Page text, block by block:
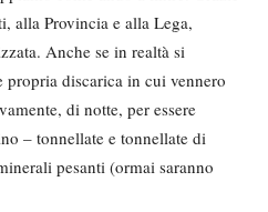
alla Provincia e alla Lega,
Anche se in realtà si
propria discarica in cui vennero
di notte, per essere
– tonnellate e tonnellate di
pesanti (ormai saranno